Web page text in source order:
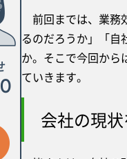
前回までは、業務
るのだろうか」「
か。そこで今回から
ていきます。
会社の現